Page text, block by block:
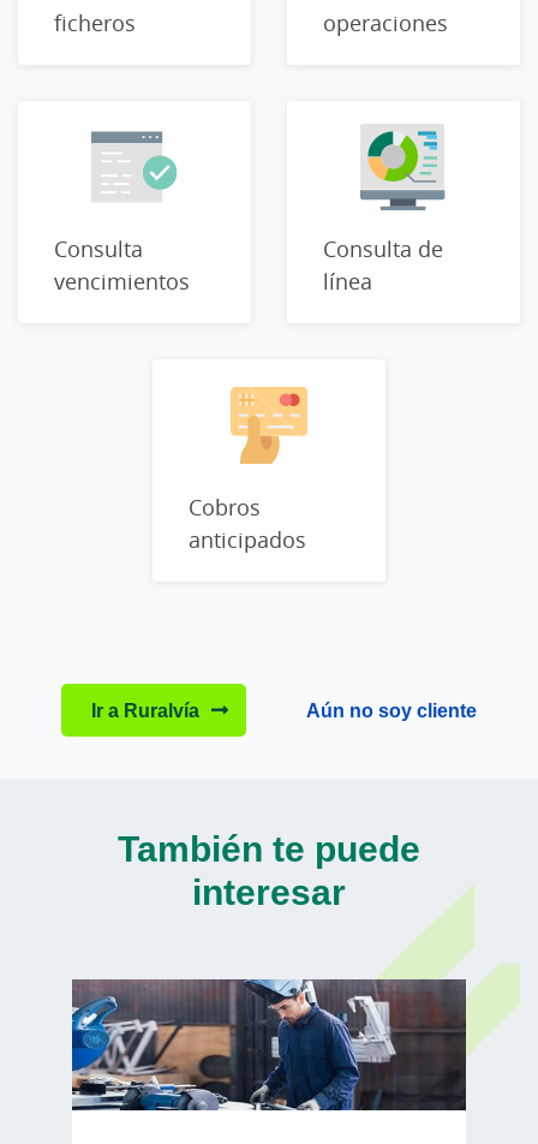
ficheros
operaciones
Consulta
vencimientos
Consulta de
línea
Cobros
anticipados
Ir a Ruralvía Aún no soy cliente
También te puede
interesar